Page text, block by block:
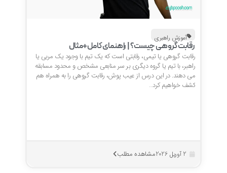
آموزش راهبری
رقابت گروهی چیست؟ | راهنمای کامل+مثال
رقابت گروهی یا تیمی، رقابتی است که یک تیم با وجود یک مربی یا
راهبر، با تیم یا گروه دیگری بر سر منابعی مشخص و محدود مسابقه
می دهند. در این درس از عیب پوش، رقابت گروهی را به همراه هم
کشف خواهیم کرد…
مشاهده مطلب